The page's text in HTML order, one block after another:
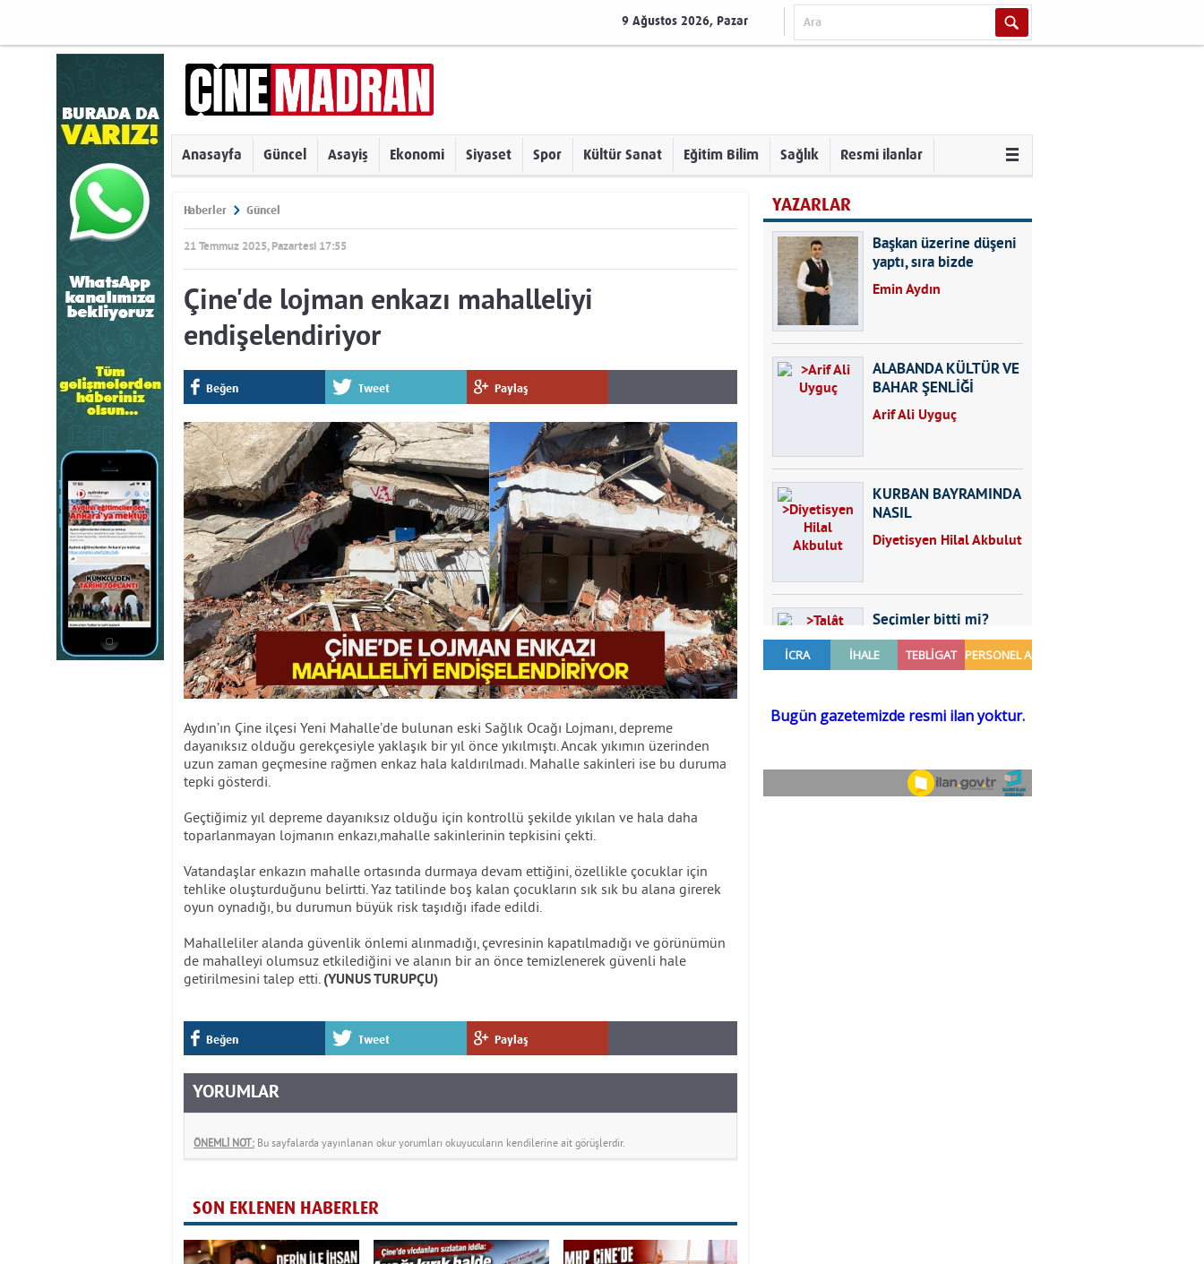
9 Ağustos 2026, Pazar
Anasayfa Güncel Asayiş Ekonomi Siyaset Spor Kültür Sanat Eğitim Bilim Sağlık Resmi ilanlar
Haberler Güncel
21 Temmuz 2025, Pazartesi 17:55
Çine'de lojman enkazı mahalleliyi
endişelendiriyor
Beğen Tweet Paylaş
Aydın’ın Çine ilçesi Yeni Mahalle’de bulunan eski Sağlık Ocağı Lojmanı, depreme
dayanıksız olduğu gerekçesiyle yaklaşık bir yıl önce yıkılmıştı. Ancak yıkımın üzerinden
uzun zaman geçmesine rağmen enkaz hala kaldırılmadı. Mahalle sakinleri ise bu duruma
tepki gösterdi.
Geçtiğimiz yıl depreme dayanıksız olduğu için kontrollü şekilde yıkılan ve hala daha
toparlanmayan lojmanın enkazı,mahalle sakinlerinin tepkisini çekti.
Vatandaşlar enkazın mahalle ortasında durmaya devam ettiğini, özellikle çocuklar için
tehlike oluşturduğunu belirtti. Yaz tatilinde boş kalan çocukların sık sık bu alana girerek
oyun oynadığı, bu durumun büyük risk taşıdığı ifade edildi.
Mahalleliler alanda güvenlik önlemi alınmadığı, çevresinin kapatılmadığı ve görünümün
de mahalleyi olumsuz etkilediğini ve alanın bir an önce temizlenerek güvenli hale
getirilmesini talep etti. (YUNUS TURUPÇU)
Beğen Tweet Paylaş
YORUMLAR
ÖNEMLİ NOT: Bu sayfalarda yayınlanan okur yorumları okuyucuların kendilerine ait görüşlerdir.
SON EKLENEN HABERLER
YAZARLAR
Başkan üzerine düşeni
yaptı, sıra bizde
Emin Aydın
ALABANDA KÜLTÜR VE
BAHAR ŞENLİĞİ
Arif Ali Uyguç
KURBAN BAYRAMINDA
NASIL
BESLENMELİYİZ?
Diyetisyen Hilal Akbulut
Seçimler bitti mi?
Talât Yörük
Sezgin MADRAN